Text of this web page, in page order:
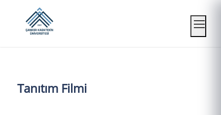
Mobil
Tanıtım Filmi